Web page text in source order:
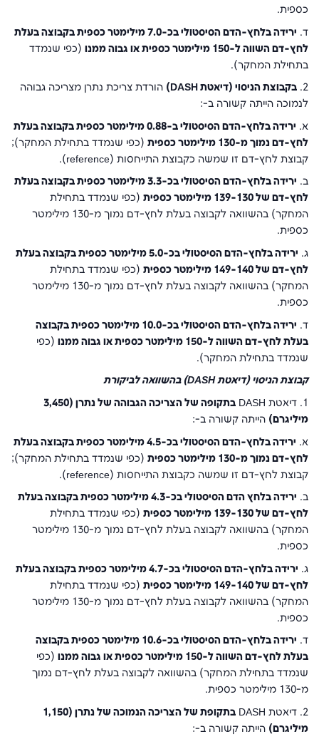
כספית.
ד.
ירידה בלחץ-הדם הסיסטולי בכ-7.0 מילימטר כספית בקבוצה בעלת
לחץ-דם השווה ל-150 מילימטר כספית או גבוה ממנו
(כפי שנמדד
בתחילת המחקר).
2. בקבוצת הניסוי (דיאטת DASH)
הורדת צריכת נתרן מצריכה גבוהה
לנמוכה הייתה קשורה ב-:
א.
ירידה בלחץ-הדם הסיסטולי ב-0.88 מילימטר כספית בקבוצה בעלת
לחץ-דם נמוך מ-130 מילימטר כספית
(כפי שנמדד בתחילת המחקר);
קבוצת לחץ-דם זו שמשה כקבוצת התייחסות (reference).
ב.
ירידה בלחץ-הדם הסיסטולי בכ-3.3 מילימטר כספית בקבוצה בעלת
לחץ-דם של 139-130 מילימטר כספית
(כפי שנמדד בתחילת
המחקר) בהשוואה לקבוצה בעלת לחץ-דם נמוך מ-130 מילימטר
כספית.
ג.
ירידה בלחץ-הדם הסיסטולי בכ-5.0 מילימטר כספית בקבוצה בעלת
לחץ-דם של 149-140 מילימטר כספית
(כפי שנמדד בתחילת
המחקר) בהשוואה לקבוצה בעלת לחץ-דם נמוך מ-130 מילימטר
כספית.
ד.
ירידה בלחץ-הדם הסיסטולי בכ-10.0 מילימטר כספית בקבוצה
בעלת לחץ-דם השווה ל-150 מילימטר כספית או גבוה ממנו
(כפי
שנמדד בתחילת המחקר).
קבוצת הניסוי (דיאטתDASH) בהשוואה לביקורת
1. דיאטת DASH
בתקופה של הצריכה הגבוהה של נתרן (3,450
מיליגרם) הייתה קשורה ב-:
א.
ירידה בלחץ-הדם הסיסטולי בכ-4.5 מילימטר כספית בקבוצה בעלת
לחץ-דם נמוך מ-130 מילימטר כספית
(כפי שנמדד בתחילת המחקר);
קבוצת לחץ-דם זו שמשה כקבוצת התייחסות (reference).
ב.
ירידה בלחץ הדם הסיסטולי בכ-4.3 מילימטר כספית בקבוצה בעלת
לחץ-דם של 139-130 מילימטר כספית
(כפי שנמדד בתחילת
המחקר) בהשוואה לקבוצה בעלת לחץ-דם נמוך מ-130 מילימטר
כספית.
ג.
ירידה בלחץ-הדם הסיסטולי בכ-4.7 מילימטר כספית בקבוצה בעלת
לחץ-דם של 149-140 מילימטר כספית
(כפי שנמדד בתחילת
המחקר) בהשוואה לקבוצה בעלת לחץ-דם נמוך מ-130 מילימטר
כספית.
ד.
ירידה בלחץ-הדם הסיסטולי בכ-10.6 מילימטר כספית בקבוצה
בעלת לחץ-דם השווה ל-150 מילימטר כספית או גבוה ממנו
(כפי
שנמדד בתחילת המחקר) בהשוואה לקבוצה בעלת לחץ-דם נמוך
מ-130 מילימטר כספית.
2. דיאטת DASH
בתקופת של הצריכה הנמוכה של נתרן (1,150
מיליגרם) הייתה קשורה ב-: